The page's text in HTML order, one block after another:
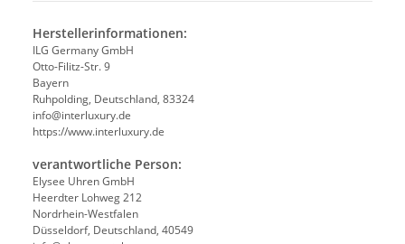
Herstellerinformationen:
ILG Germany GmbH
Otto-Filitz-Str. 9
Bayern
Ruhpolding, Deutschland, 83324
info@interluxury.de
https://www.interluxury.de
verantwortliche Person:
Elysee Uhren GmbH
Heerdter Lohweg 212
Nordrhein-Westfalen
Düsseldorf, Deutschland, 40549